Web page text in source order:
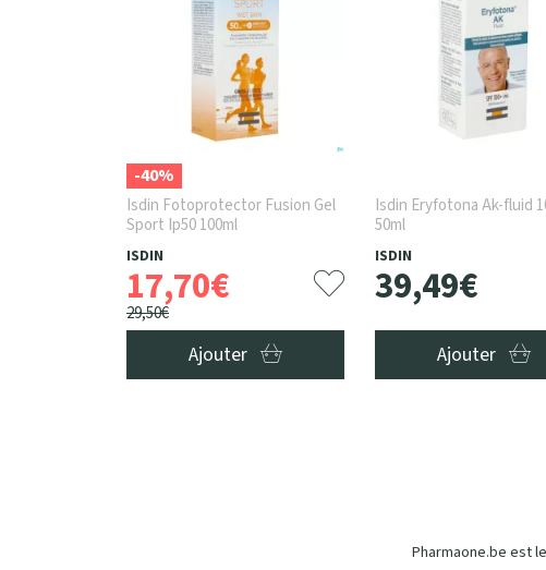
-40%
Isdin Fotoprotector Fusion Gel
Sport Ip50 100ml
ISDIN
17,70€
29,50€
Ajouter
Isdin Eryfotona Ak-fluid
50ml
ISDIN
39,49€
Ajouter
Pharmaone.be est